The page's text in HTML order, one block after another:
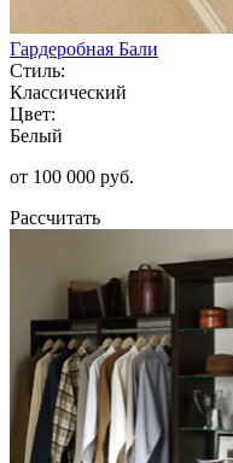
Гардеробная Бали
Стиль:
Классический
Цвет:
Белый
от 100 000 руб.
Рассчитать